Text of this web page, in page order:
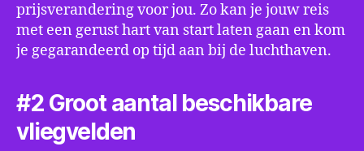
prijsverandering voor jou. Zo kan je jouw reis
met een gerust hart van start laten gaan en kom
je gegarandeerd op tijd aan bij de luchthaven.
#2 Groot aantal beschikbare
vliegvelden